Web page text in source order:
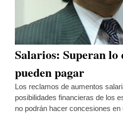
Salarios: Superan lo
pueden pagar
Los reclamos de aumentos
posibilidades financieras de los
no podrán hacer concesiones